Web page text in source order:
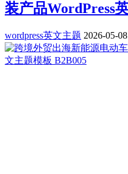
装产品WordPress
wordpress英文主题 2026-05-08